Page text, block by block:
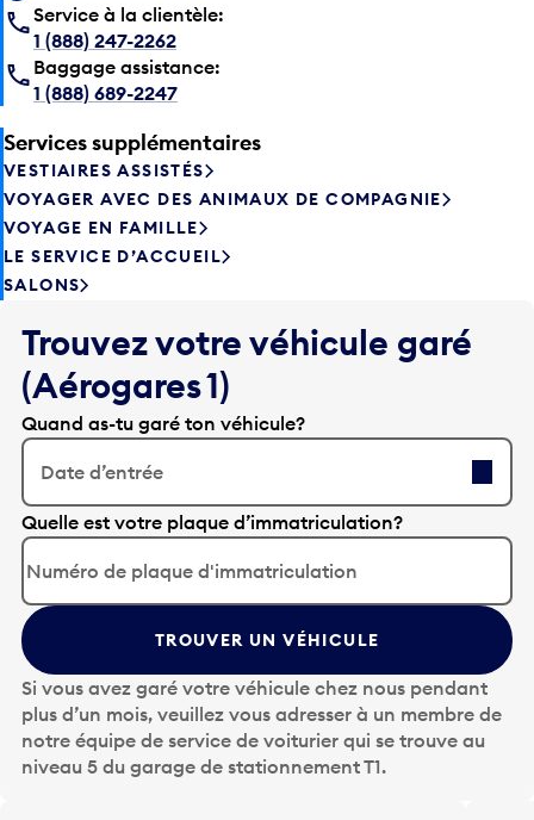
Service à la clientèle:
1 (888) 247-2262
Baggage assistance:
1 (888) 689-2247
Services supplémentaires
VESTIAIRES ASSISTÉS
VOYAGER AVEC DES ANIMAUX DE COMPAGNIE
VOYAGE EN FAMILLE
LE SERVICE D’ACCUEIL
SALONS
Trouvez votre véhicule garé
(Aérogares 1)
Quand as-tu garé ton véhicule?
Date d’entrée
A
p
p
u
y
e
z
s
u
r
l
Quelle est votre plaque d’immatriculation?
TROUVER UN VÉHICULE
Si vous avez garé votre véhicule chez nous pendant
plus d’un mois, veuillez vous adresser à un membre de
notre équipe de service de voiturier qui se trouve au
niveau 5 du garage de stationnement T1.